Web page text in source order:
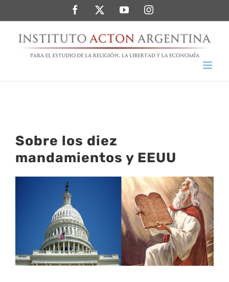
al
contenido
FacebookTwitterYouTubeInstagram
Sobre los diez
mandamientos y EEUU